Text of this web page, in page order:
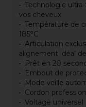
Technologie
vos cheveux
Température de
185°C
Articulation
alignement idéal
Prêt en 20
Embout de
Mode veille
Cordon
Voltage universel